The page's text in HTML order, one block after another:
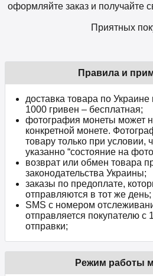
оформляйте заказ и получайте
Приятных
Правила и
доставка товара по Украине
1000 гривен – бесплатная;
фотография монеты может
конкретной монете.
товару только при условии,
указанно “состояние на
возврат или обмен товара
законодательства Украины;
заказы по предоплате,
отправляются в тот же день;
SMS с номером
отправляется покупателю с
отправки;
Режим работы